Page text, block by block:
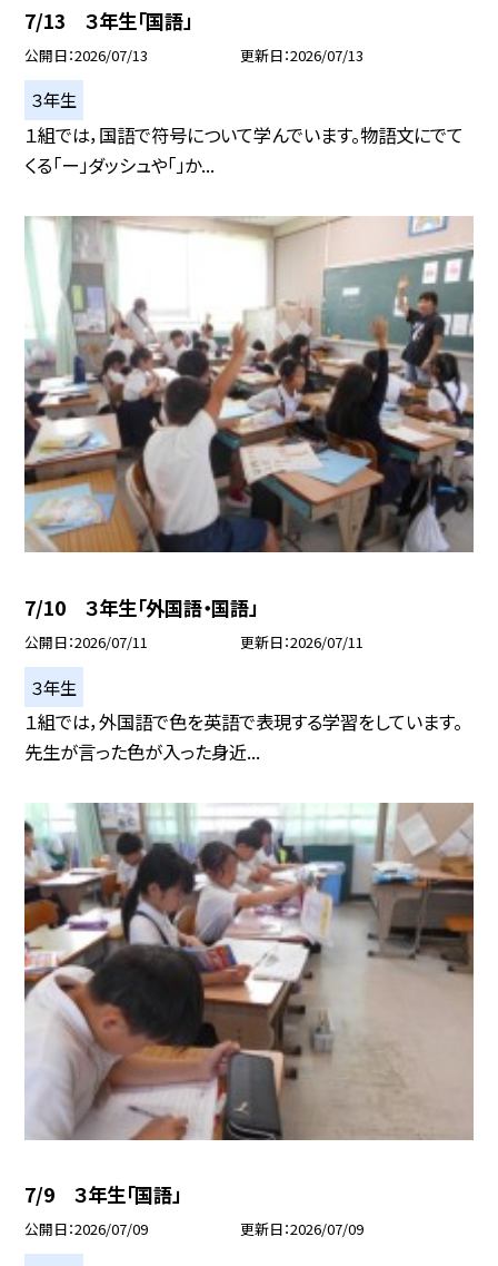
7/13 ３年生「国語」
公開日 2026/07/13 更新日 2026/07/13
３年生
１組では，国語で符号について学んでいます。物語文にでて
くる「ー」ダッシュや「」か...
7/10 ３年生「外国語・国語」
公開日 2026/07/11 更新日 2026/07/11
３年生
１組では，外国語で色を英語で表現する学習をしています。
先生が言った色が入った身近...
7/9 ３年生「国語」
公開日 2026/07/09 更新日 2026/07/09